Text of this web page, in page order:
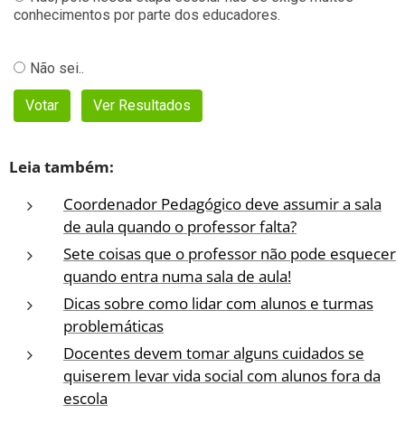
Leia também:
Coordenador Pedagógico deve assumir a sala
de aula quando o professor falta?
Sete coisas que o professor não pode esquecer
quando entra numa sala de aula!
Dicas sobre como lidar com alunos e turmas
problemáticas
Docentes devem tomar alguns cuidados se
quiserem levar vida social com alunos fora da
escola